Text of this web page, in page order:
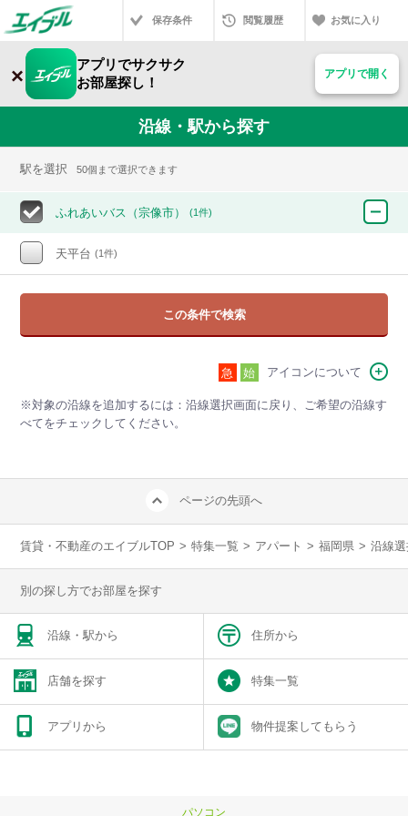
保存条件 閲覧履歴 お気に入り
×
アプリでサクサク
お部屋探し！
アプリで開く
沿線・駅から探す
駅を選択 50個まで選択できます
ふれあいバス（宗像市） (1件)
天平台 (1件)
この条件で検索
急 始 アイコンについて
※対象の沿線を追加するには：沿線選択画面に戻り、ご希望の沿線す
べてをチェックしてください。
ページの先頭へ
賃貸・不動産のエイブルTOP > 特集一覧 > アパート > 福岡県 > 沿線
別の探し方でお部屋を探す
沿線・駅から 住所から
店舗を探す 特集一覧
アプリから 物件提案してもらう
パソコン